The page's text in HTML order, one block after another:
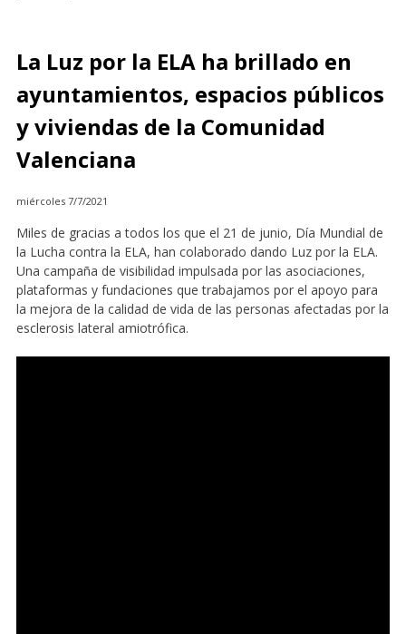
La Luz por la ELA ha brillado en
ayuntamientos, espacios públicos
y viviendas de la Comunidad
Valenciana
miércoles 7/7/2021
Miles de gracias a todos los que el 21 de junio, Día Mundial de
la Lucha contra la ELA, han colaborado dando Luz por la ELA.
Una campaña de visibilidad impulsada por las asociaciones,
plataformas y fundaciones que trabajamos por el apoyo para
la mejora de la calidad de vida de las personas afectadas por la
esclerosis lateral amiotrófica.